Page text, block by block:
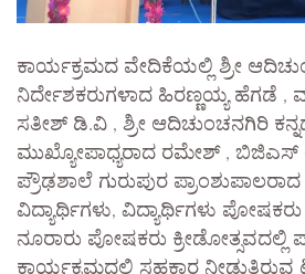
ಕಾರ್ಯಕ್ರಮದ ವೇದಿಕೆಯಲ್ಲಿ ಶ್ರೀ
ನಿರ್ದೇಶಕರುಗಳಾದ ಹಿರಣ್ಣಯ್ಯ ಹೆಗಡೆ ,
ಸತೀಶ್ ಡಿ.ವಿ , ಶ್ರೀ ಆದಿಚುಂಚನಗಿರಿ
ಮುಖ್ಯೋಪಾಧ್ಯರಾದ ರಮೇಶ್ , ಬಿಜಿಎಸ್
ಪ್ರೌಢಶಾಲೆ ಗುರುಪುರ
ವಿದ್ಯಾರ್ಥಿಗಳು, ವಿದ್ಯಾರ್ಥಿಗಳು ಪೋಷಕರು
ನೂರಾರು ಪೋಷಕರು ಕ್ರೀಡೋತ್ಸವದಲ್ಲಿ
ಕಾರ್ಯಕ್ರಮದಲ್ಲಿ ಸಹಕಾರ ನೀಡುತ್ತಿರುವ